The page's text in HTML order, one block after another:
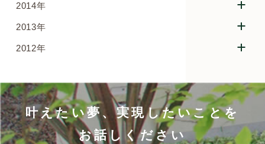
2014年
2013年
2012年
叶えたい夢、実現したいことを
お話しください